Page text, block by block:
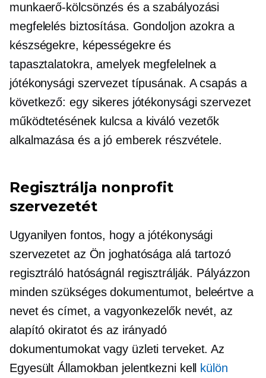
munkaerő-kölcsönzés és a szabályozási
megfelelés biztosítása. Gondoljon azokra a
készségekre, képességekre és
tapasztalatokra, amelyek megfelelnek a
jótékonysági szervezet típusának. A csapás a
következő: egy sikeres jótékonysági szervezet
működtetésének kulcsa a kiváló vezetők
alkalmazása és a jó emberek részvétele.
Regisztrálja nonprofit
szervezetét
Ugyanilyen fontos, hogy a jótékonysági
szervezetet az Ön joghatósága alá tartozó
regisztráló hatóságnál regisztrálják. Pályázzon
minden szükséges dokumentumot, beleértve a
nevet és címet, a vagyonkezelők nevét, az
alapító okiratot és az irányadó
dokumentumokat vagy üzleti terveket. Az
Egyesült Államokban jelentkezni kell
külön